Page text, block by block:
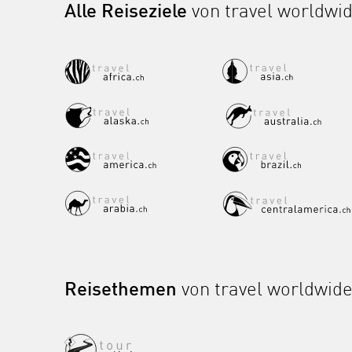
Alle Reiseziele von travel
Reisethemen von travel worldwide